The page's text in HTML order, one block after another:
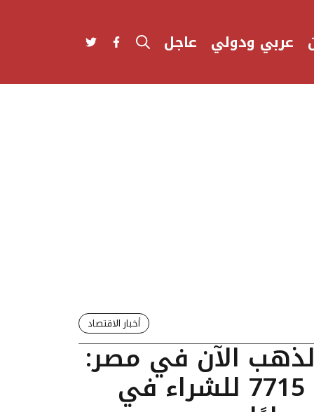
عربي ودولي عاجل
أخبار الاقتصاد
الآن في مصر:
عيار 24 يسجل 7715 للشراء في